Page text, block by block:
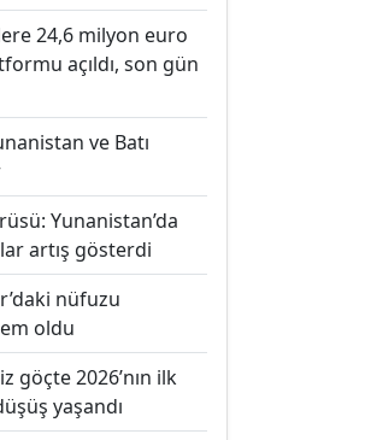
24,6 milyon euro
açıldı, son gün
ve Batı
Yunanistan’da
artış gösterdi
nüfuzu
oldu
göçte 2026’nın ilk
yaşandı